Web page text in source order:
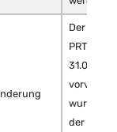
Der
PRTR-
31.05.
wurde §
der